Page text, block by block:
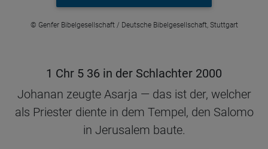
© Genfer Bibelgesellschaft / Deutsche Bibelgesellschaft, Stuttgart
1 Chr 5 36 in der Schlachter 2000
Johanan zeugte Asarja — das ist der, welcher
als Priester diente in dem Tempel, den Salomo
in Jerusalem baute.